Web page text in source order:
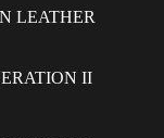
LEATHER
II